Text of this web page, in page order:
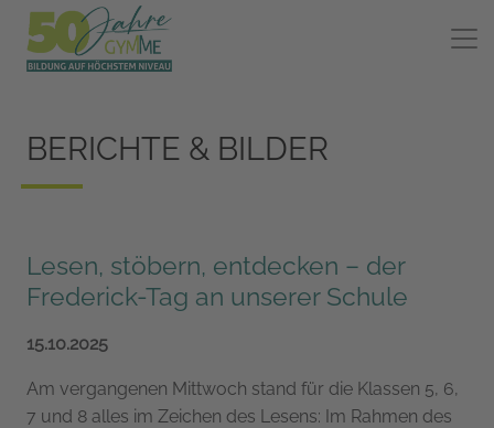
BERICHTE & BILDER
Lesen, stöbern, entdecken – der
Frederick-Tag an unserer Schule
15.10.2025
Am vergangenen Mittwoch stand für die Klassen 5, 6,
7 und 8 alles im Zeichen des Lesens: Im Rahmen des